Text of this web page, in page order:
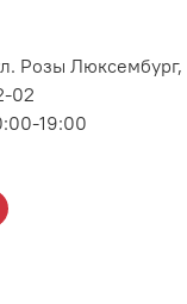
Розы
02
19:00